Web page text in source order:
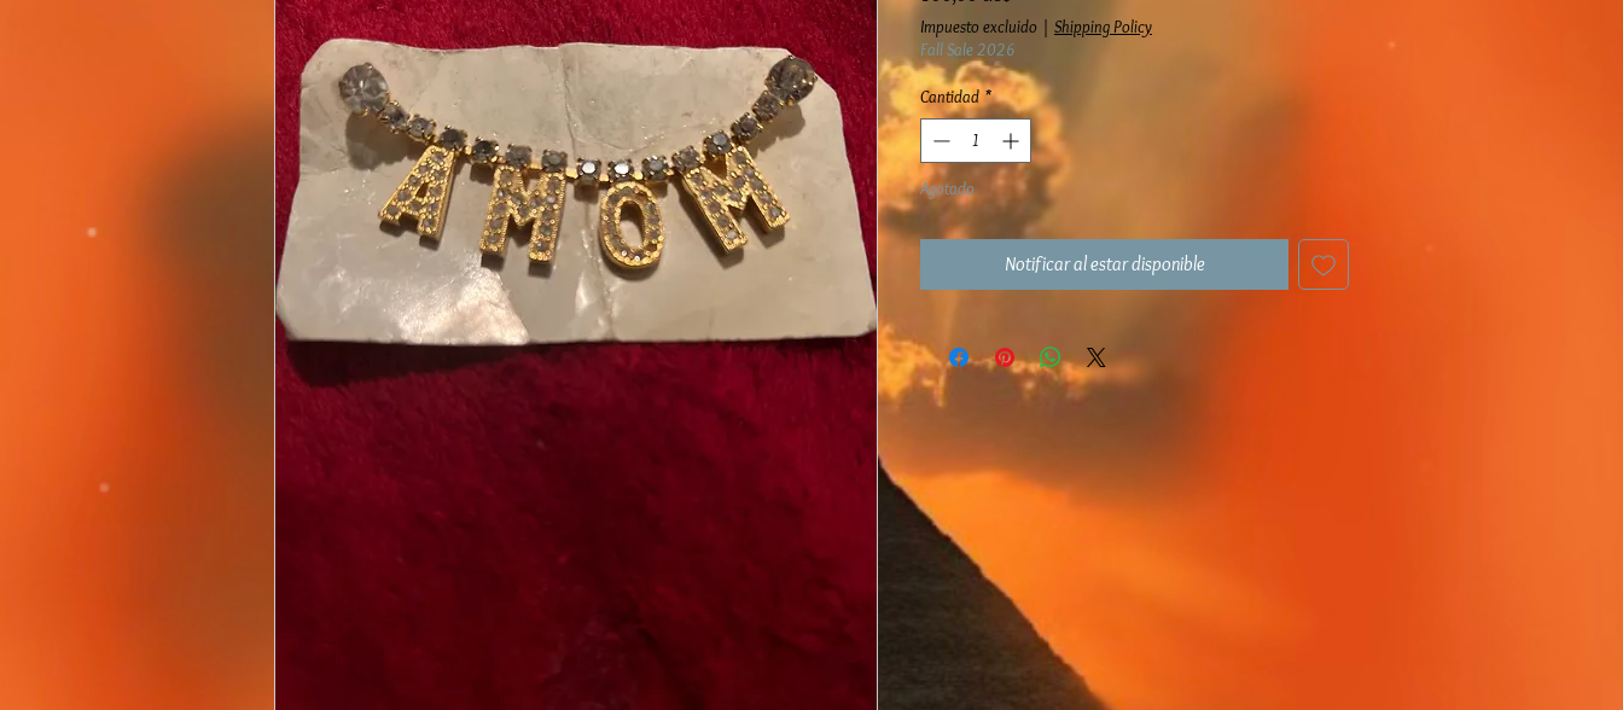
Impuesto excluido | Shipping Policy
Fall Sale 2026
Cantidad *
Agotado
Notificar al estar disponible